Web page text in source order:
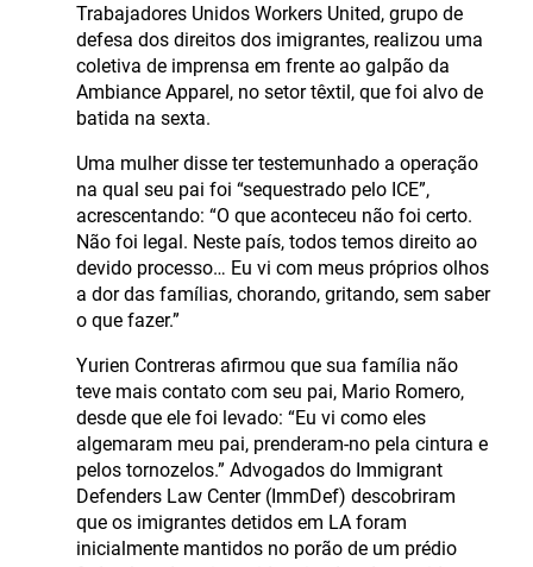
Trabajadores Unidos Workers United, grupo de
defesa dos direitos dos imigrantes, realizou uma
coletiva de imprensa em frente ao galpão da
Ambiance Apparel, no setor têxtil, que foi alvo de
batida na sexta.
Uma mulher disse ter testemunhado a operação
na qual seu pai foi “sequestrado pelo ICE”,
acrescentando: “O que aconteceu não foi certo.
Não foi legal. Neste país, todos temos direito ao
devido processo… Eu vi com meus próprios olhos
a dor das famílias, chorando, gritando, sem saber
o que fazer.”
Yurien Contreras afirmou que sua família não
teve mais contato com seu pai, Mario Romero,
desde que ele foi levado: “Eu vi como eles
algemaram meu pai, prenderam-no pela cintura e
pelos tornozelos.” Advogados do Immigrant
Defenders Law Center (ImmDef) descobriram
que os imigrantes detidos em LA foram
inicialmente mantidos no porão de um prédio